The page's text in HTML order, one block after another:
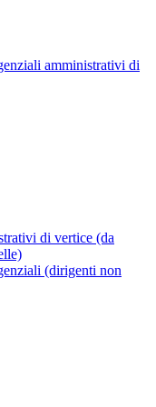
amministrativi di
di vertice (da
(dirigenti non